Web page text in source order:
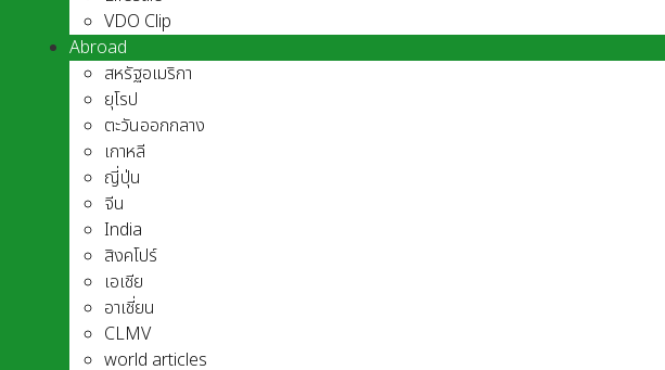
VDO Clip
Abroad
สหรัฐอเมริกา
ยุโรป
ตะวันออกกลาง
เกาหลี
ญี่ปุ่น
จีน
India
สิงคโปร์
เอเชีย
อาเชี่ยน
CLMV
world articles